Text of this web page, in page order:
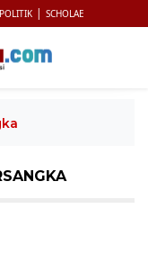
| SCHOLAE